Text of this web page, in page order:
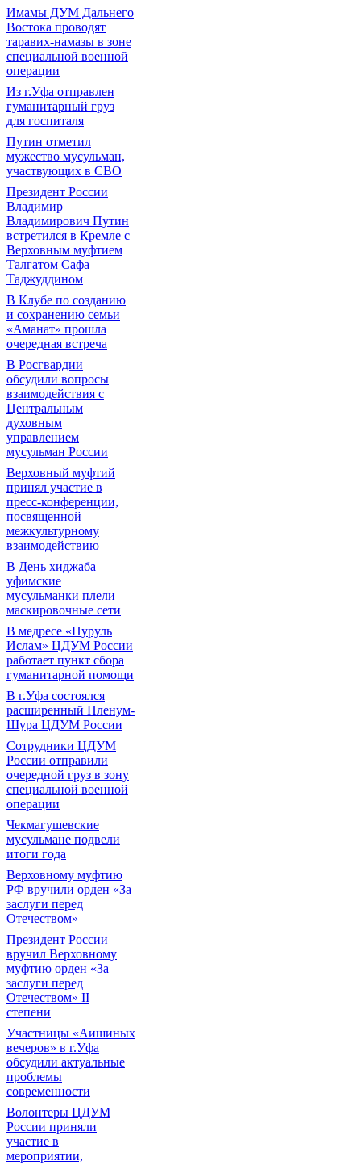
Имамы ДУМ Дальнего
Востока проводят
таравих-намазы в зоне
специальной военной
операции
Из г.Уфа отправлен
гуманитарный груз
для госпиталя
Путин отметил
мужество мусульман,
участвующих в СВО
Президент России
Владимир
Владимирович Путин
встретился в Кремле с
Верховным муфтием
Талгатом Сафа
Таджуддином
В Клубе по созданию
и сохранению семьи
«Аманат» прошла
очередная встреча
В Росгвардии
обсудили вопросы
взаимодействия с
Центральным
духовным
управлением
мусульман России
Верховный муфтий
принял участие в
пресс-конференции,
посвященной
межкультурному
взаимодействию
В День хиджаба
уфимские
мусульманки плели
маскировочные сети
В медресе «Нуруль
Ислам» ЦДУМ России
работает пункт сбора
гуманитарной помощи
В г.Уфа состоялся
расширенный Пленум-
Шура ЦДУМ России
Сотрудники ЦДУМ
России отправили
очередной груз в зону
специальной военной
операции
Чекмагушевские
мусульмане подвели
итоги года
Верховному муфтию
РФ вручили орден «За
заслуги перед
Отечеством»
Президент России
вручил Верховному
муфтию орден «За
заслуги перед
Отечеством» II
степени
Участницы «Аишиных
вечеров» в г.Уфа
обсудили актуальные
проблемы
современности
Волонтеры ЦДУМ
России приняли
участие в
мероприятии,